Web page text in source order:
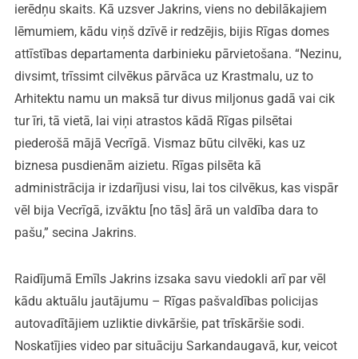
ierēdņu skaits. Kā uzsver Jakrins, viens no debilākajiem
lēmumiem, kādu viņš dzīvē ir redzējis, bijis Rīgas domes
attīstības departamenta darbinieku pārvietošana. “Nezinu,
divsimt, trīssimt cilvēkus pārvāca uz Krastmalu, uz to
Arhitektu namu un maksā tur divus miljonus gadā vai cik
tur īri, tā vietā, lai viņi atrastos kādā Rīgas pilsētai
piederošā mājā Vecrīgā. Vismaz būtu cilvēki, kas uz
biznesa pusdienām aizietu. Rīgas pilsēta kā
administrācija ir izdarījusi visu, lai tos cilvēkus, kas vispār
vēl bija Vecrīgā, izvāktu [no tās] ārā un valdība dara to
pašu,” secina Jakrins.
Raidījumā Emīls Jakrins izsaka savu viedokli arī par vēl
kādu aktuālu jautājumu – Rīgas pašvaldības policijas
autovadītājiem uzliktie divkāršie, pat trīskāršie sodi.
Noskatījies video par situāciju Sarkandaugavā, kur, veicot